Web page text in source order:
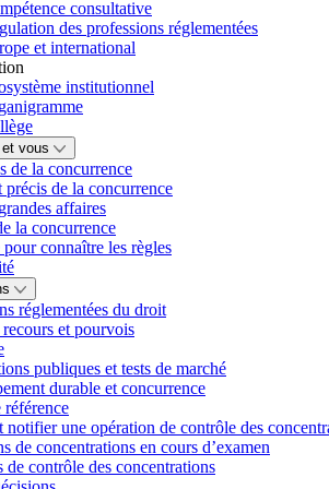
consultative
des professions réglementées
et international
institutionnel
vous
de la concurrence
de la concurrence
affaires
la concurrence
connaître les règles
réglementées du droit
et pourvois
publiques et tests de marché
durable et concurrence
référence
notifier une opération de contrôle des
de concentrations en cours d’examen
de contrôle des concentrations